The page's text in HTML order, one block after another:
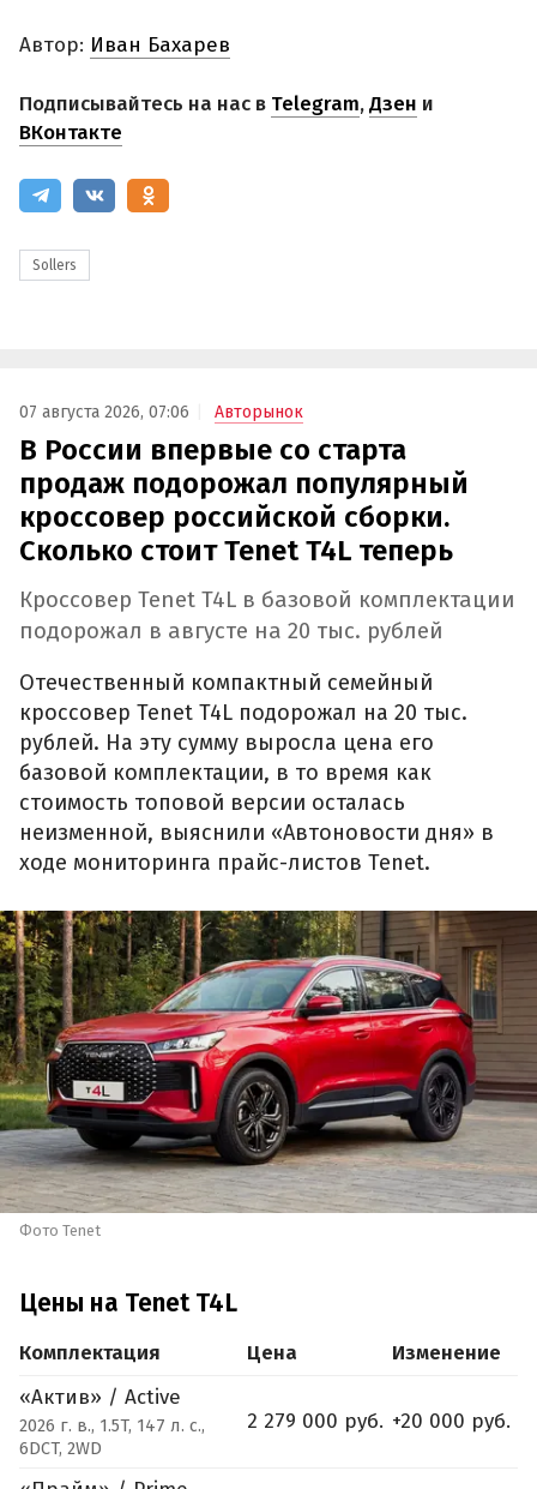
Автор: Иван Бахарев
Подписывайтесь на нас в Telegram,Дзен и
ВКонтакте
Sollers
07 августа 2026, 07:06 Авторынок
В России впервые со старта
продаж подорожал популярный
кроссовер российской сборки.
Сколько стоит Tenet T4L теперь
Кроссовер Tenet T4L в базовой комплектации
подорожал в августе на 20 тыс. рублей
Отечественный компактный семейный
кроссовер Tenet T4L подорожал на 20 тыс.
рублей. На эту сумму выросла цена его
базовой комплектации, в то время как
стоимость топовой версии осталась
неизменной, выяснили «Автоновости дня» в
ходе мониторинга прайс-листов Tenet.
Фото Tenet
Цены на Tenet T4L
Комплектация Цена
Изменение
«Актив» / Active
2026 г. в., 1.5T, 147 л. с.,
6DCT, 2WD
2 279 000 руб. +20 000 руб.